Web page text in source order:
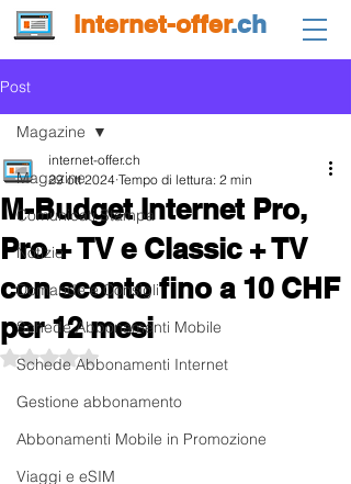
internet-offer.ch
Post
Magazine
Comunicati Stampa
Notizie
Domande e Consigli
Schede Abbonamenti Mobile
Schede Abbonamenti Internet
Gestione abbonamento
Abbonamenti Mobile in Promozione
Viaggi e eSIM
Magazine
M-Budget Internet Pro,
Pro + TV e Classic + TV
con sconto fino a 10 CHF
per 12 mesi
internet-offer.ch
29 ott 2024 Tempo di lettura: 2 min
Valutazione NaN stelle su 5.